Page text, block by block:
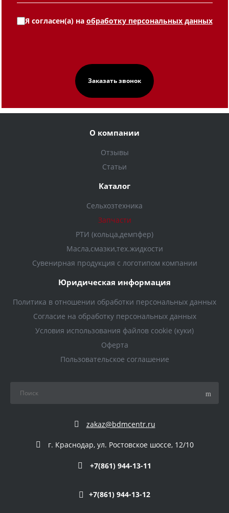
Я согласен(а) на обработку персональных данных
О компании
Отзывы
Статьи
Каталог
Сельхозтехника
Запчасти
РТИ (кольца,демпфер)
Масла,смазки,тех.жидкости
Сувенирная продукция с логотипом компании
Юридическая информация
Политика в отношении обработки персональных данных
Согласие на обработку персональных данных
Условия использования файлов cookie (куки)
Оферта
Пользовательское соглашение
zakaz@bdmcentr.ru
г. Краснодар, ул. Ростовское шоссе, 12/10
+7(861) 944-13-11
+7(861) 944-13-12